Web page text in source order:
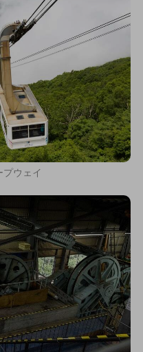
プウェイ